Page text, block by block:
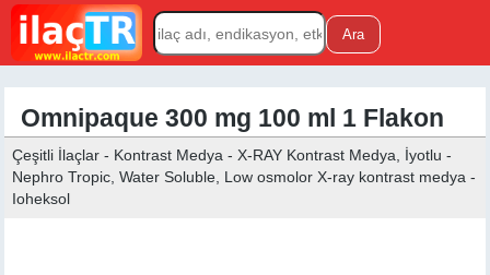
Omnipaque 300 mg 100 ml 1 Flakon
Çeşitli İlaçlar - Kontrast Medya - X-RAY Kontrast Medya, İyotlu -
Nephro Tropic, Water Soluble, Low osmolor X-ray kontrast medya -
Ioheksol